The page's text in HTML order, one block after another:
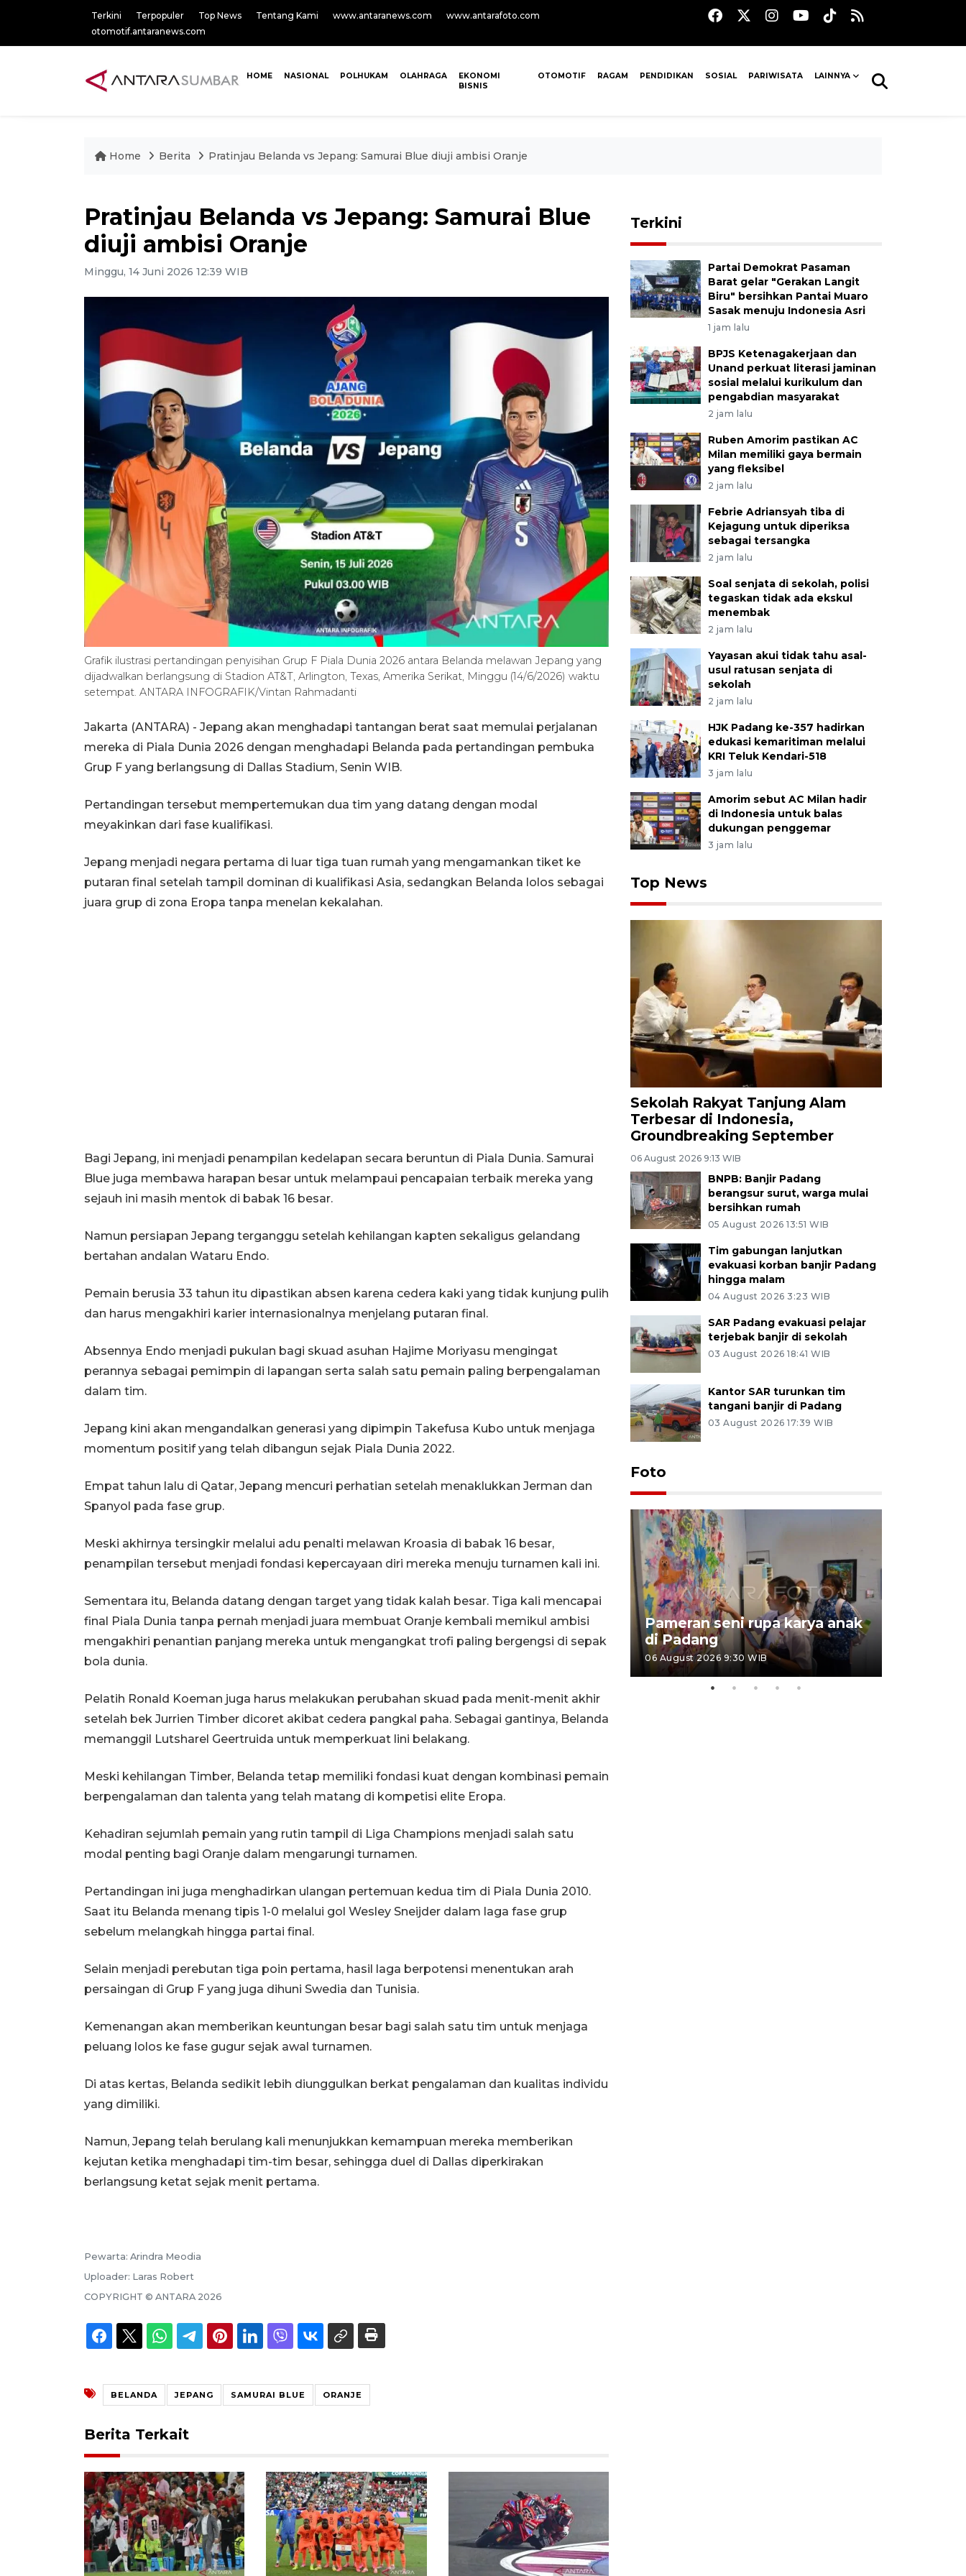
Terkini Terpopuler Top News Tentang Kami www.antaranews.com
www.antarafoto.com
otomotif.antaranews.com
HOME NASIONAL POLHUKAM OLAHRAGA
EKONOMI
BISNIS
OTOMOTIF RAGAM PENDIDIKAN SOSIAL PARIWISATA LAINNYA
Home Berita Pratinjau Belanda vs Jepang: Samurai Blue diuji ambisi Oranje
Pratinjau Belanda vs Jepang: Samurai Blue
diuji ambisi Oranje
Minggu, 14 Juni 2026 12:39 WIB
Grafik ilustrasi pertandingan penyisihan Grup F Piala Dunia 2026 antara Belanda melawan Jepang yang
dijadwalkan berlangsung di Stadion AT&T, Arlington, Texas, Amerika Serikat, Minggu (14/6/2026) waktu
setempat. ANTARA INFOGRAFIK/Vintan Rahmadanti
Jakarta (ANTARA) - Jepang akan menghadapi tantangan berat saat memulai perjalanan
mereka di Piala Dunia 2026 dengan menghadapi Belanda pada pertandingan pembuka
Grup F yang berlangsung di Dallas Stadium, Senin WIB.
Pertandingan tersebut mempertemukan dua tim yang datang dengan modal
meyakinkan dari fase kualifikasi.
Jepang menjadi negara pertama di luar tiga tuan rumah yang mengamankan tiket ke
putaran final setelah tampil dominan di kualifikasi Asia, sedangkan Belanda lolos sebagai
juara grup di zona Eropa tanpa menelan kekalahan.
Bagi Jepang, ini menjadi penampilan kedelapan secara beruntun di Piala Dunia. Samurai
Blue juga membawa harapan besar untuk melampaui pencapaian terbaik mereka yang
sejauh ini masih mentok di babak 16 besar.
Namun persiapan Jepang terganggu setelah kehilangan kapten sekaligus gelandang
bertahan andalan Wataru Endo.
Pemain berusia 33 tahun itu dipastikan absen karena cedera kaki yang tidak kunjung pulih
dan harus mengakhiri karier internasionalnya menjelang putaran final.
Absennya Endo menjadi pukulan bagi skuad asuhan Hajime Moriyasu mengingat
perannya sebagai pemimpin di lapangan serta salah satu pemain paling berpengalaman
dalam tim.
Jepang kini akan mengandalkan generasi yang dipimpin Takefusa Kubo untuk menjaga
momentum positif yang telah dibangun sejak Piala Dunia 2022.
Empat tahun lalu di Qatar, Jepang mencuri perhatian setelah menaklukkan Jerman dan
Spanyol pada fase grup.
Meski akhirnya tersingkir melalui adu penalti melawan Kroasia di babak 16 besar,
penampilan tersebut menjadi fondasi kepercayaan diri mereka menuju turnamen kali ini.
Sementara itu, Belanda datang dengan target yang tidak kalah besar. Tiga kali mencapai
final Piala Dunia tanpa pernah menjadi juara membuat Oranje kembali memikul ambisi
mengakhiri penantian panjang mereka untuk mengangkat trofi paling bergengsi di sepak
bola dunia.
Pelatih Ronald Koeman juga harus melakukan perubahan skuad pada menit-menit akhir
setelah bek Jurrien Timber dicoret akibat cedera pangkal paha. Sebagai gantinya, Belanda
memanggil Lutsharel Geertruida untuk memperkuat lini belakang.
Meski kehilangan Timber, Belanda tetap memiliki fondasi kuat dengan kombinasi pemain
berpengalaman dan talenta yang telah matang di kompetisi elite Eropa.
Kehadiran sejumlah pemain yang rutin tampil di Liga Champions menjadi salah satu
modal penting bagi Oranje dalam mengarungi turnamen.
Pertandingan ini juga menghadirkan ulangan pertemuan kedua tim di Piala Dunia 2010.
Saat itu Belanda menang tipis 1-0 melalui gol Wesley Sneijder dalam laga fase grup
sebelum melangkah hingga partai final.
Selain menjadi perebutan tiga poin pertama, hasil laga berpotensi menentukan arah
persaingan di Grup F yang juga dihuni Swedia dan Tunisia.
Kemenangan akan memberikan keuntungan besar bagi salah satu tim untuk menjaga
peluang lolos ke fase gugur sejak awal turnamen.
Di atas kertas, Belanda sedikit lebih diunggulkan berkat pengalaman dan kualitas individu
yang dimiliki.
Namun, Jepang telah berulang kali menunjukkan kemampuan mereka memberikan
kejutan ketika menghadapi tim-tim besar, sehingga duel di Dallas diperkirakan
berlangsung ketat sejak menit pertama.
Pewarta: Arindra Meodia
Uploader: Laras Robert
COPYRIGHT © ANTARA 2026
BELANDA JEPANG SAMURAI BLUE ORANJE
Berita Terkait
Terkini
Partai Demokrat Pasaman
Barat gelar "Gerakan Langit
Biru" bersihkan Pantai Muaro
Sasak menuju Indonesia Asri
1 jam lalu
BPJS Ketenagakerjaan dan
Unand perkuat literasi jaminan
sosial melalui kurikulum dan
pengabdian masyarakat
2 jam lalu
Ruben Amorim pastikan AC
Milan memiliki gaya bermain
yang fleksibel
2 jam lalu
Febrie Adriansyah tiba di
Kejagung untuk diperiksa
sebagai tersangka
2 jam lalu
Soal senjata di sekolah, polisi
tegaskan tidak ada ekskul
menembak
2 jam lalu
Yayasan akui tidak tahu asal-
usul ratusan senjata di
sekolah
2 jam lalu
HJK Padang ke-357 hadirkan
edukasi kemaritiman melalui
KRI Teluk Kendari-518
3 jam lalu
Amorim sebut AC Milan hadir
di Indonesia untuk balas
dukungan penggemar
3 jam lalu
Top News
Sekolah Rakyat Tanjung Alam
Terbesar di Indonesia,
Groundbreaking September
06 August 2026 9:13 WIB
BNPB: Banjir Padang
berangsur surut, warga mulai
bersihkan rumah
05 August 2026 13:51 WIB
Tim gabungan lanjutkan
evakuasi korban banjir Padang
hingga malam
04 August 2026 3:23 WIB
SAR Padang evakuasi pelajar
terjebak banjir di sekolah
03 August 2026 18:41 WIB
Kantor SAR turunkan tim
tangani banjir di Padang
03 August 2026 17:39 WIB
Foto
Penyelesaian pembentukan
Kopdes Merah Putih di
Sumbar
Pameran seni rupa karya anak
di Padang
06 August 2026 9:30 WIB